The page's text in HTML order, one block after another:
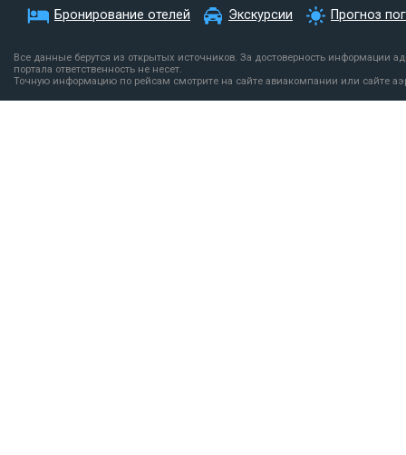
Бронирование отелей Экскурсии Прогноз
Все данные берутся из открытых источников. За достоверность информации
портала ответственность не несет.
Точную информацию по рейсам смотрите на сайте авиакомпании или сайте